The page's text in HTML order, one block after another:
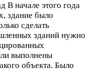
В начале этого года
здание было
сделать
зданий нужно
выполнены
объекта. Было